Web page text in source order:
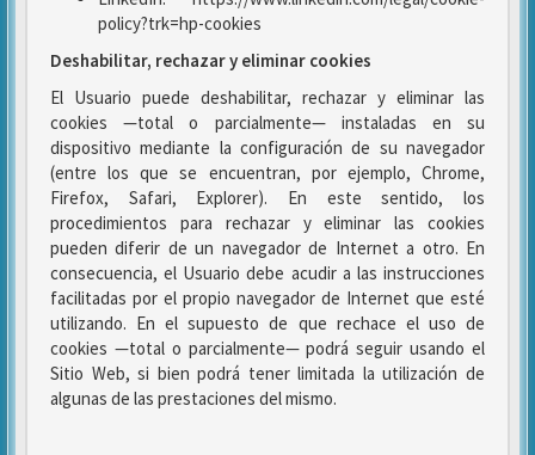
policy?trk=hp-cookies
Deshabilitar, rechazar y eliminar cookies
El Usuario puede deshabilitar, rechazar y eliminar las
cookies —total o parcialmente— instaladas en su
dispositivo mediante la configuración de su navegador
(entre los que se encuentran, por ejemplo, Chrome,
Firefox, Safari, Explorer). En este sentido, los
procedimientos para rechazar y eliminar las cookies
pueden diferir de un navegador de Internet a otro. En
consecuencia, el Usuario debe acudir a las instrucciones
facilitadas por el propio navegador de Internet que esté
utilizando. En el supuesto de que rechace el uso de
cookies —total o parcialmente— podrá seguir usando el
Sitio Web, si bien podrá tener limitada la utilización de
algunas de las prestaciones del mismo.